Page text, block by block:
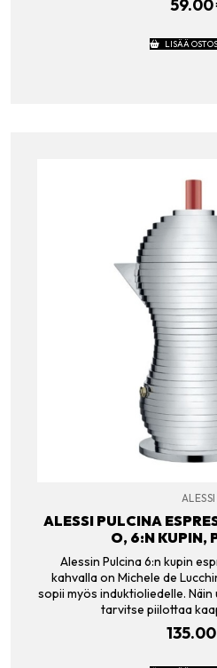
59.00
LISÄÄ
ALESSI
ALESSI PULCINA
O, 6:N KUPIN,
Alessin Pulcina 6:n kupin
kahvalla on Michele de
sopii myös induktioliedelle.
tarvitse piilottaa